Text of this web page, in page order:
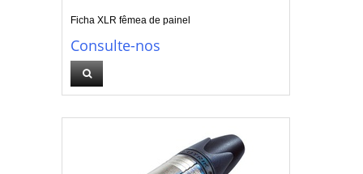
Ficha XLR fêmea de painel
Consulte-nos